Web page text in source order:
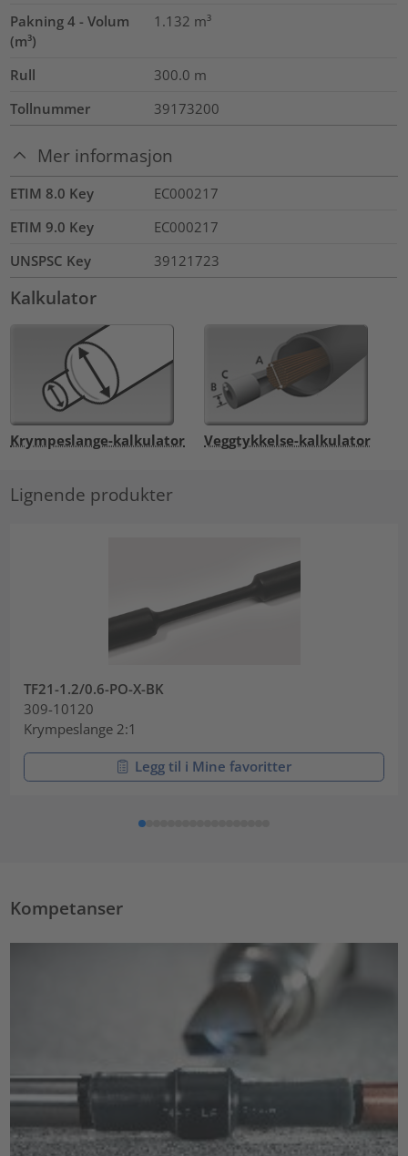
Pakning 4 - Volum
(m³)
1.132 m³
Rull 300.0 m
Tollnummer
39173200
Mer informasjon
ETIM 8.0 Key
EC000217
ETIM 9.0 Key
EC000217
UNSPSC Key
39121723
Kalkulator
Krympeslange-kalkulator Veggtykkelse-kalkulator
Lignende produkter
TF21-1.2/0.6-PO-X-BK
309-10120
Krympeslange 2:1
Legg til i Mine favoritter
Kompetanser